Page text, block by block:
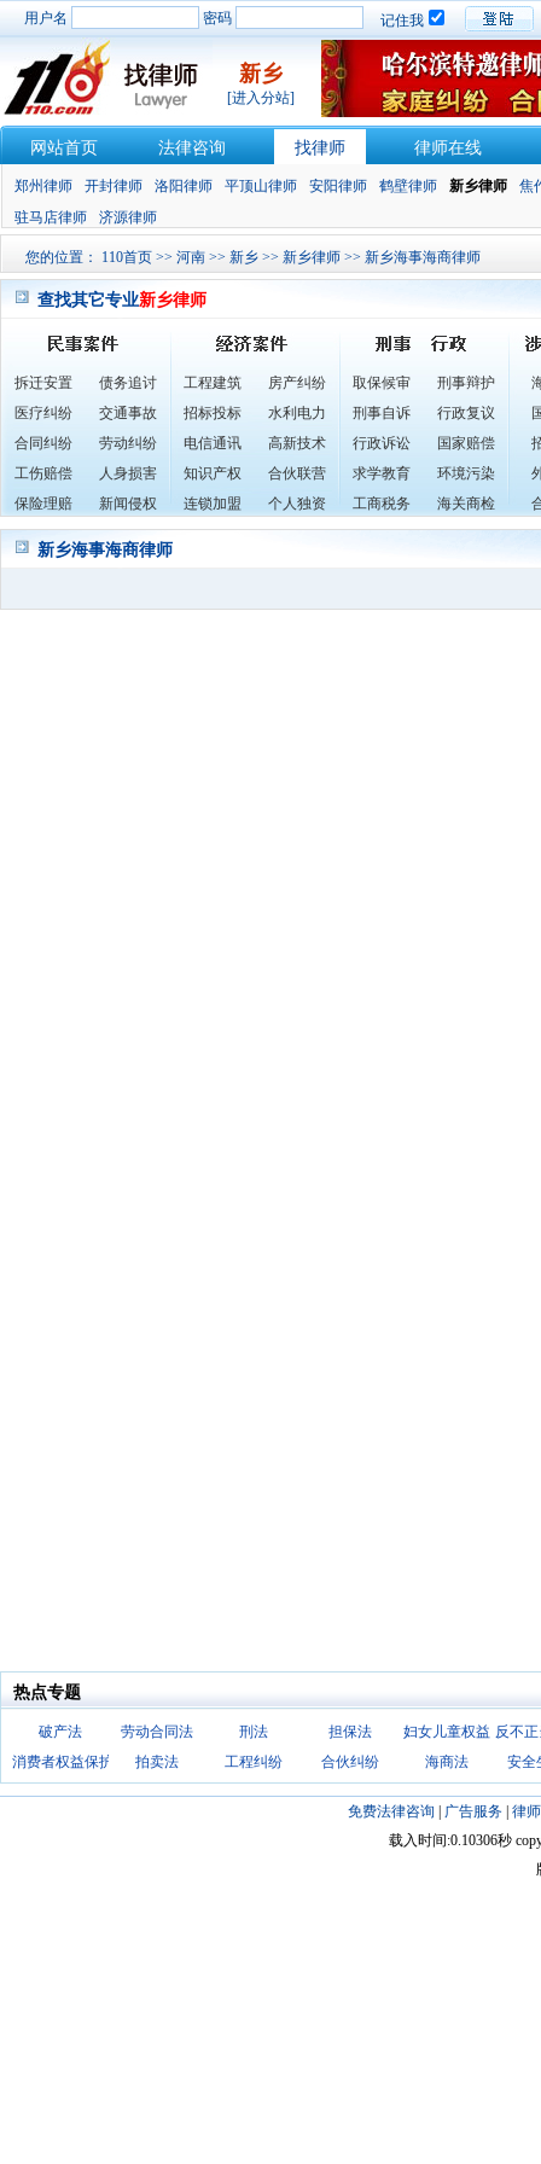
用户名 密码 记住我
新乡
[进入分站]
网站首页 法律咨询 找律师 律师在线
郑州律师 开封律师 洛阳律师 平顶山律师 安阳律师 鹤壁律师 新乡律师
焦
驻马店律师
济源律师
您的位置： 110首页 >> 河南 >> 新乡 >> 新乡律师 >> 新乡海事海商律师
查找其它专业新乡律师
拆迁安置
债务追讨
医疗纠纷
交通事故
合同纠纷
劳动纠纷
工伤赔偿
人身损害
保险理赔
新闻侵权
工程建筑
房产纠纷
招标投标
水利电力
电信通讯
高新技术
知识产权
合伙联营
连锁加盟
个人独资
取保候审
刑事辩护
刑事自诉
行政复议
行政诉讼
国家赔偿
求学教育
环境污染
工商税务
海关商检
新乡海事海商律师
热点专题
破产法 劳动合同法 刑法 担保法 妇女儿童权益 反不
消费者权益保护法
拍卖法 工程纠纷 合伙纠纷 海商法 安全
免费法律咨询 广告服务| 律
载入时间:0.10306秒